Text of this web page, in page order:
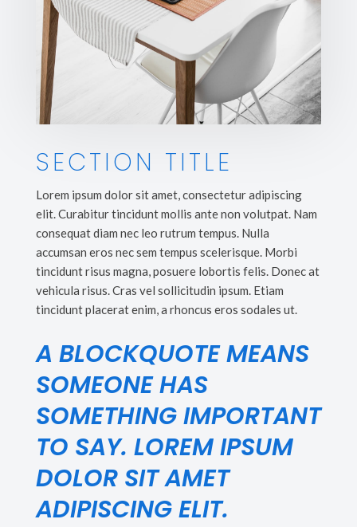
SECTION TITLE
Lorem ipsum dolor sit amet, consectetur adipiscing
elit. Curabitur tincidunt mollis ante non volutpat. Nam
consequat diam nec leo rutrum tempus. Nulla
accumsan eros nec sem tempus scelerisque. Morbi
tincidunt risus magna, posuere lobortis felis. Donec at
vehicula risus. Cras vel sollicitudin ipsum. Etiam
tincidunt placerat enim, a rhoncus eros sodales ut.
A BLOCKQUOTE MEANS
SOMEONE HAS
SOMETHING IMPORTANT
TO SAY. LOREM IPSUM
DOLOR SIT AMET
ADIPISCING ELIT.